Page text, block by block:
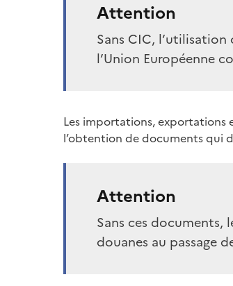
Attention
Sans CIC, l’utilisation
l’Union Européenne
Les importations, exportations
l’obtention de documents qui
Attention
Sans ces documents,
douanes au passage